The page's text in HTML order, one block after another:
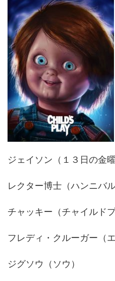
ジェイソン（１３日の金曜
レクター博士（ハンニバル
チャッキー（チャイルドプ
フレディ・クルーガー（
ジグソウ（ソウ）